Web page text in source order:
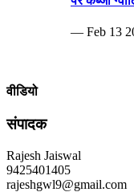
— Feb 13
वीडियो
संपादक
Rajesh Jaiswal
9425401405
rajeshgwl9@gmail.com